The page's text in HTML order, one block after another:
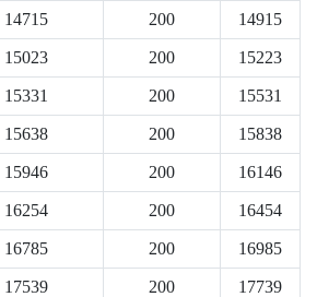
14715 200 14915
15023 200 15223
15331 200 15531
15638 200 15838
15946 200 16146
16254 200 16454
16785 200 16985
17539 200 17739